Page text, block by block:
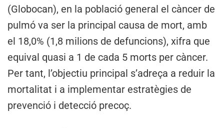
(Globocan), en la població general el càncer de
pulmó va ser la principal causa de mort, amb
el 18,0% (1,8 milions de defuncions), xifra que
equival quasi a 1 de cada 5 morts per càncer.
Per tant, l’objectiu principal s’adreça a reduir la
mortalitat i a implementar estratègies de
prevenció i detecció precoç.